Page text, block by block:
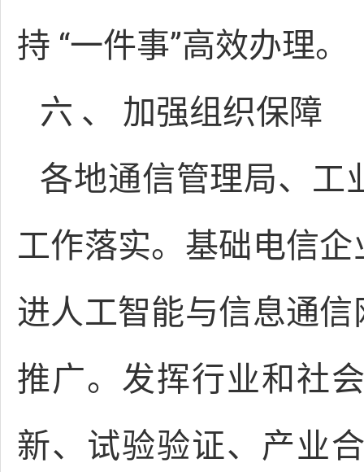
持 “一件事”高效办理。
六 、 加强组织保障
各地通信管理局、工
工作落实。基础电信
进人工智能与信息通
推广。发挥行业和社
新、试验验证、产业